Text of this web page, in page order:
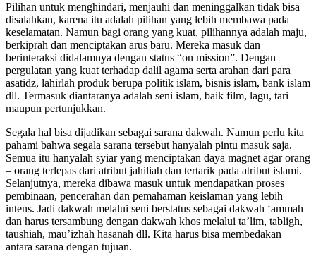
Pilihan untuk menghindari, menjauhi dan meninggalkan tidak bisa
disalahkan, karena itu adalah pilihan yang lebih membawa pada
keselamatan. Namun bagi orang yang kuat, pilihannya adalah maju,
berkiprah dan menciptakan arus baru. Mereka masuk dan
berinteraksi didalamnya dengan status “on mission”. Dengan
pergulatan yang kuat terhadap dalil agama serta arahan dari para
asatidz, lahirlah produk berupa politik islam, bisnis islam, bank islam
dll. Termasuk diantaranya adalah seni islam, baik film, lagu, tari
maupun pertunjukkan.
Segala hal bisa dijadikan sebagai sarana dakwah. Namun perlu kita
pahami bahwa segala sarana tersebut hanyalah pintu masuk saja.
Semua itu hanyalah syiar yang menciptakan daya magnet agar orang
– orang terlepas dari atribut jahiliah dan tertarik pada atribut islami.
Selanjutnya, mereka dibawa masuk untuk mendapatkan proses
pembinaan, pencerahan dan pemahaman keislaman yang lebih
intens. Jadi dakwah melalui seni berstatus sebagai dakwah ‘ammah
dan harus tersambung dengan dakwah khos melalui ta’lim, tabligh,
taushiah, mau’izhah hasanah dll. Kita harus bisa membedakan
antara sarana dengan tujuan.